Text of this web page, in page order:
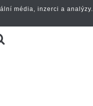
média, inzerci a analýzy.